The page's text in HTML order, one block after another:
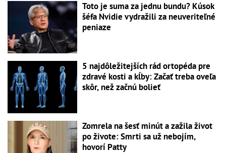
Toto je suma za jednu bundu? Kúsok
šéfa Nvidie vydražili za neuveriteľné
peniaze
5 najdôležitejších rád ortopéda pre
zdravé kosti a kĺby: Začať treba oveľa
skôr, než začnú bolieť
Zomrela na šesť minút a zažila život
po živote: Smrti sa už nebojím,
hovorí Patty